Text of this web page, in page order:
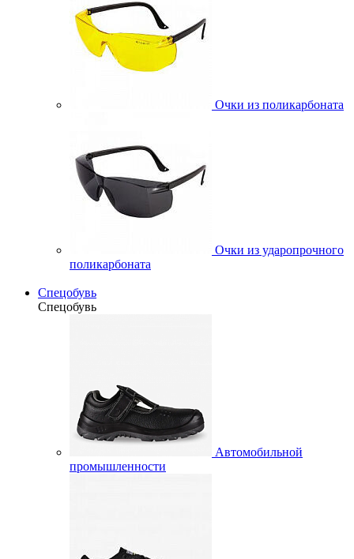
Очки из поликарбоната
Очки из ударопрочного
поликарбоната
Спецобувь
Спецобувь
Автомобильной
промышленности